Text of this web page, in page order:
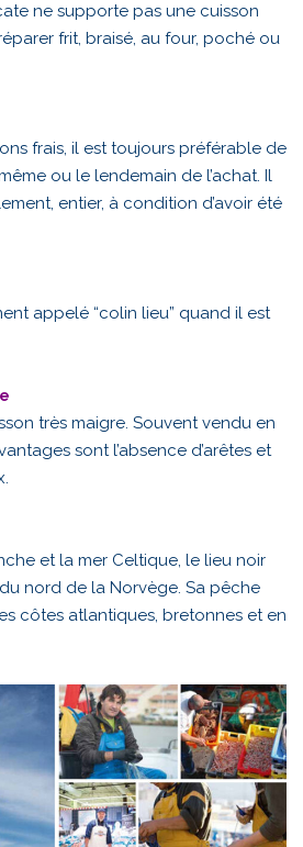
ne supporte pas une cuisson
frit, braisé, au four, poché ou
frais, il est toujours préférable de
ou le lendemain de l’achat. Il
entier, à condition d’avoir été
appelé “colin lieu” quand il est
très maigre. Souvent vendu en
sont l’absence d’arêtes et
et la mer Celtique, le lieu noir
nord de la Norvège. Sa pêche
côtes atlantiques, bretonnes et en